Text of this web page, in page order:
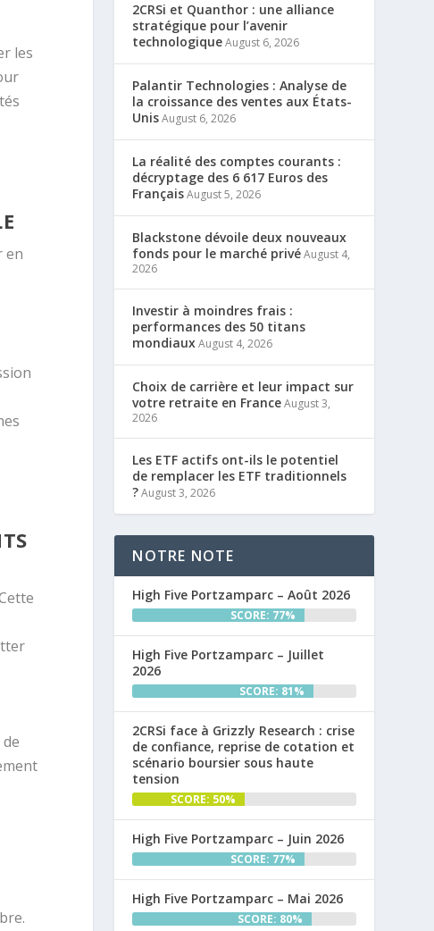
les
en
2CRSi et Quanthor : une alliance
stratégique pour l’avenir
technologiqueAugust 6, 2026
Palantir Technologies : Analyse de
la croissance des ventes aux États-
UnisAugust 6, 2026
La réalité des comptes courants :
décryptage des 6 617 Euros des
FrançaisAugust 5, 2026
Blackstone dévoile deux nouveaux
fonds pour le marché privéAugust 4,
2026
Investir à moindres frais :
performances des 50 titans
mondiauxAugust 4, 2026
Choix de carrière et leur impact sur
votre retraite en FranceAugust 3,
2026
Les ETF actifs ont-ils le potentiel
de remplacer les ETF traditionnels
?August 3, 2026
NOTRE NOTE
High Five Portzamparc – Août 2026
SCORE: 77%
High Five Portzamparc – Juillet
2026
SCORE: 81%
2CRSi face à Grizzly Research : crise
de confiance, reprise de cotation et
scénario boursier sous haute
tension
SCORE: 50%
High Five Portzamparc – Juin 2026
SCORE: 77%
High Five Portzamparc – Mai 2026
SCORE: 80%